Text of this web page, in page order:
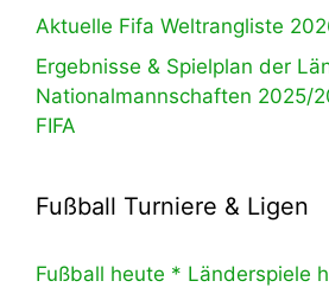
Aktuelle Fifa Weltrangliste
Ergebnisse & Spielplan der
Nationalmannschaften 2025/
FIFA
Fußball Turniere & Ligen
Fußball heute * Länderspiele